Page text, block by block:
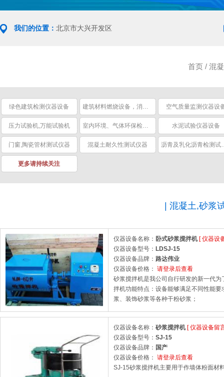
我们的位置： 北京市大兴开发区
首页 / 混
绿色建筑检测仪器设备 建筑材料燃烧设备，消防安全设备 空气质量监测仪器设
压力试验机,万能试验机 室内环境、气体环保检测仪器 水泥试验仪器设备
门窗,陶瓷管材测试仪器 混凝土耐久性测试仪器 沥青及
更多请持续关注
|混凝土,砂浆
仪器设备名称： 卧式砂浆搅拌机 [仪器设
仪器设备型号： LDSJ-15
仪器设备品牌： 路达伟业
仪器设备价格： 请登录后查看
砂浆搅拌机是我公司自行研发的新一代
拌机功能特点：设备能够满足不同性能
浆、装饰砂浆等各种干粉砂浆；
仪器设备名称： 砂浆搅拌机 [仪器设备留
仪器设备型号： SJ-15
仪器设备品牌： 国产
仪器设备价格： 请登录后查看
SJ-15砂浆搅拌机主要用于作墙体粉面材